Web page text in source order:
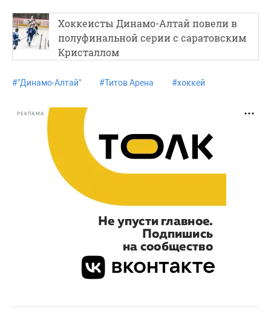
Хоккеисты Динамо-Алтай повели в
полуфинальной серии с саратовским
Кристаллом
#"Динамо-Алтай" #Титов Арена #хоккей
РЕКЛАМА